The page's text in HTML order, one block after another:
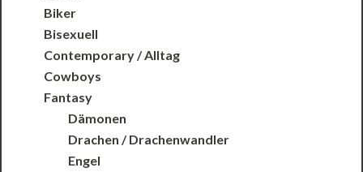
Biker
Bisexuell
Contemporary / Alltag
Cowboys
Fantasy
Dämonen
Drachen / Drachenwandler
Engel